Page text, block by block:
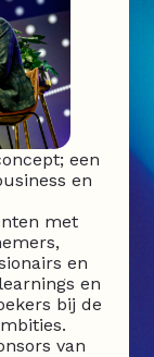
een
en
met
en
en
bij de
van